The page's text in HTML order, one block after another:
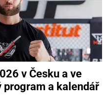
v Česku a ve
a kalendář